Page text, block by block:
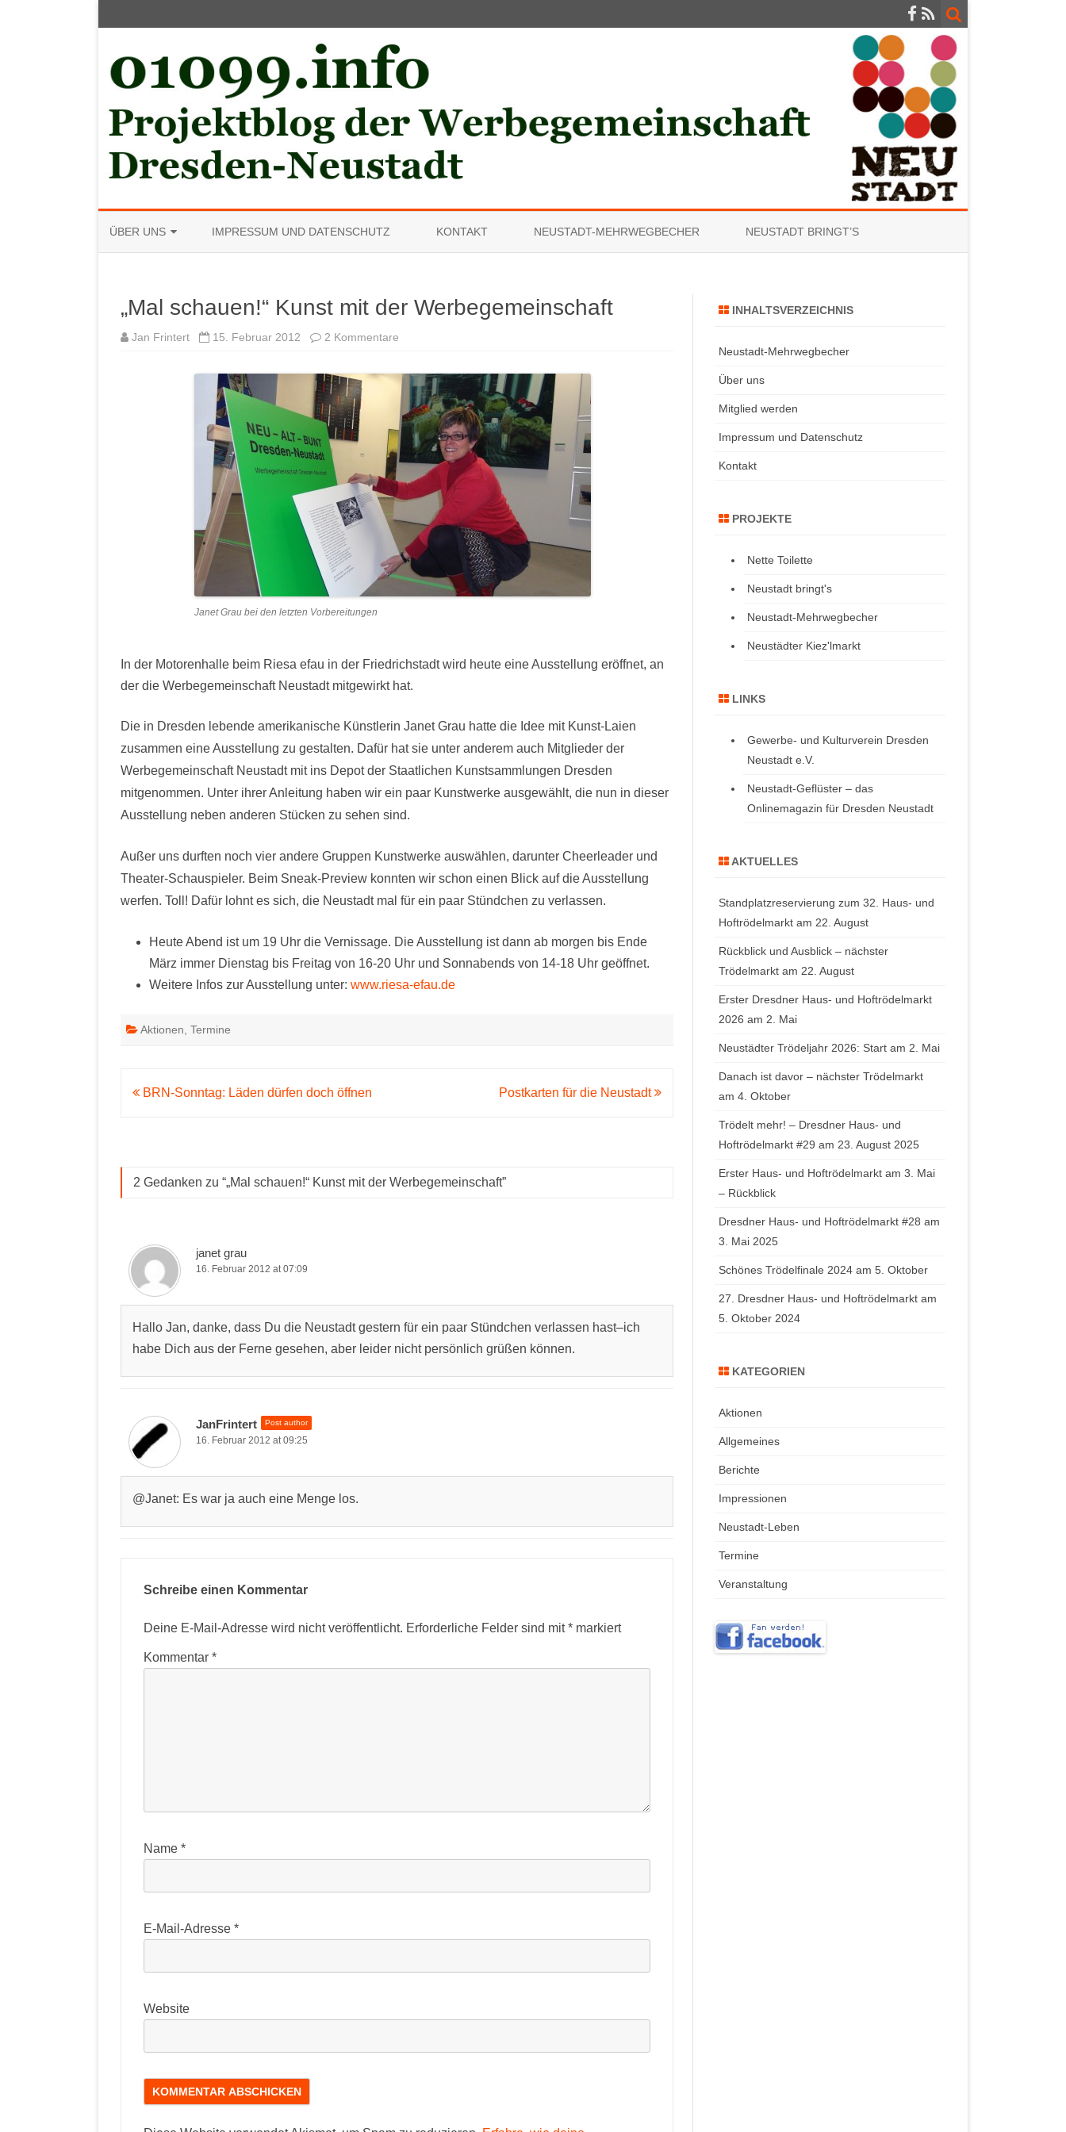
to
ÜBER UNS IMPRESSUM UND DATENSCHUTZ KONTAKT NEUSTADT-MEHRWEGBECHER NEUSTADT BRINGT’S
„Mal schauen!“ Kunst mit der Werbegemeinschaft
Jan Frintert 15. Februar 2012 2 Kommentare
mit
der
Werbegemeinschaft
Janet Grau bei den letzten Vorbereitungen
In der Motorenhalle beim Riesa efau in der Friedrichstadt wird heute eine Ausstellung eröffnet, an
der die Werbegemeinschaft Neustadt mitgewirkt hat.
Die in Dresden lebende amerikanische Künstlerin Janet Grau hatte die Idee mit Kunst-Laien
zusammen eine Ausstellung zu gestalten. Dafür hat sie unter anderem auch Mitglieder der
Werbegemeinschaft Neustadt mit ins Depot der Staatlichen Kunstsammlungen Dresden
mitgenommen. Unter ihrer Anleitung haben wir ein paar Kunstwerke ausgewählt, die nun in dieser
Ausstellung neben anderen Stücken zu sehen sind.
Außer uns durften noch vier andere Gruppen Kunstwerke auswählen, darunter Cheerleader und
Theater-Schauspieler. Beim Sneak-Preview konnten wir schon einen Blick auf die Ausstellung
werfen. Toll! Dafür lohnt es sich, die Neustadt mal für ein paar Stündchen zu verlassen.
Heute Abend ist um 19 Uhr die Vernissage. Die Ausstellung ist dann ab morgen bis Ende
März immer Dienstag bis Freitag von 16-20 Uhr und Sonnabends von 14-18 Uhr geöffnet.
Weitere Infos zur Ausstellung unter: www.riesa-efau.de
Aktionen, Termine
Beitragsnavigation
BRN-Sonntag: Läden dürfen doch öffnen Postkarten für die Neustadt
2 Gedanken zu “„Mal schauen!“ Kunst mit der Werbegemeinschaft”
janet grau
16. Februar 2012 at 07:09
Hallo Jan, danke, dass Du die Neustadt gestern für ein paar Stündchen verlassen hast–ich
habe Dich aus der Ferne gesehen, aber leider nicht persönlich grüßen können.
JanFrintert Post author
16. Februar 2012 at 09:25
@Janet: Es war ja auch eine Menge los.
Schreibe einen Kommentar
Deine E-Mail-Adresse wird nicht veröffentlicht. Erforderliche Felder sind mit* markiert
Kommentar *
Name *
E-Mail-Adresse *
Website
INHALTSVERZEICHNIS
Neustadt-Mehrwegbecher
Über uns
Mitglied werden
Impressum und Datenschutz
Kontakt
PROJEKTE
Nette Toilette
Neustadt bringt's
Neustadt-Mehrwegbecher
Neustädter Kiez'lmarkt
LINKS
Gewerbe- und Kulturverein Dresden
Neustadt e.V.
Neustadt-Geflüster – das
Onlinemagazin für Dresden Neustadt
AKTUELLES
Standplatzreservierung zum 32. Haus- und
Hoftrödelmarkt am 22. August
Rückblick und Ausblick – nächster
Trödelmarkt am 22. August
Erster Dresdner Haus- und Hoftrödelmarkt
2026 am 2. Mai
Neustädter Trödeljahr 2026: Start am 2. Mai
Danach ist davor – nächster Trödelmarkt
am 4. Oktober
Trödelt mehr! – Dresdner Haus- und
Hoftrödelmarkt #29 am 23. August 2025
Erster Haus- und Hoftrödelmarkt am 3. Mai
– Rückblick
Dresdner Haus- und Hoftrödelmarkt #28 am
3. Mai 2025
Schönes Trödelfinale 2024 am 5. Oktober
27. Dresdner Haus- und Hoftrödelmarkt am
5. Oktober 2024
KATEGORIEN
Aktionen
Allgemeines
Berichte
Impressionen
Neustadt-Leben
Termine
Veranstaltung